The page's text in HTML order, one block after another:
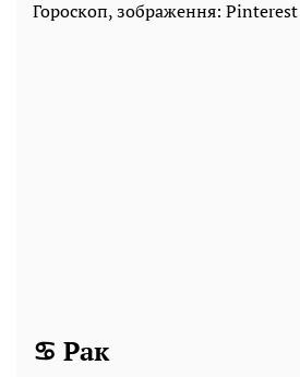
Гороскоп, зображення: Pinterest
♋ Рак